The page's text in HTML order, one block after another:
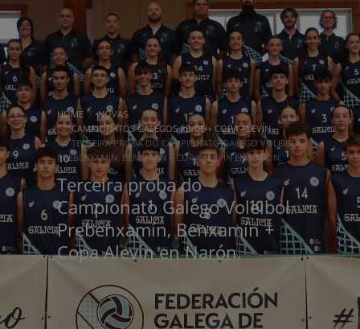
HOME
NOVAS
CAMPIONATOS GALEGOS PB/BE + COPA ALEVÍN
TERCEIRA PROBA DO CAMPIONATO GALEGO VOLEIBOL
PREBENXAMÍN, BENXAMÍN + COPA ALEVÍN EN NARÓN.
Terceira proba do
Campionato Galego Voleibol
Prebenxamín, Benxamín +
Copa Alevín en Narón.